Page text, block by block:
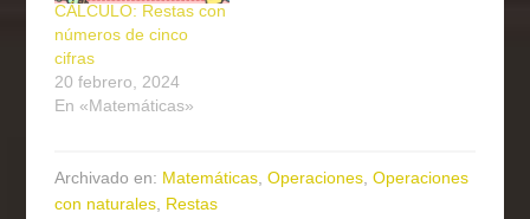
CÁLCULO: Restas con
números de cinco
cifras
20 febrero, 2024
En «Matemáticas»
Archivado en: Matemáticas ,Operaciones ,Operaciones
con naturales Restas